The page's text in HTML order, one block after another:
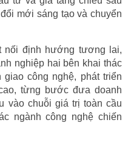
mới sáng tạo và chuyển
nối định hướng tương lai,
nghiệp hai bên khai thác
công nghệ, phát triển
từng bước đưa doanh
vào chuỗi giá trị toàn cầu
ngành công nghệ chiến